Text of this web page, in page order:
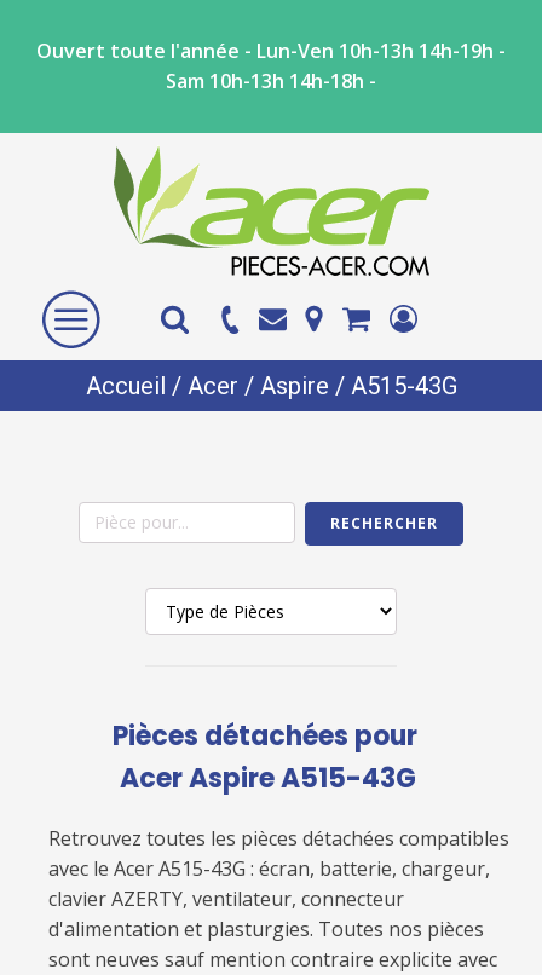
Ouvert toute l'année - Lun-Ven 10h-13h 14h-19h -
Sam 10h-13h 14h-18h -
Accueil / Acer / Aspire / A515-43G
RECHERCHER
Pièces détachées pour
Acer Aspire A515-43G
Retrouvez toutes les pièces détachées compatibles
avec le Acer A515-43G : écran, batterie, chargeur,
clavier AZERTY, ventilateur, connecteur
d'alimentation et plasturgies. Toutes nos pièces
sont neuves sauf mention contraire explicite avec